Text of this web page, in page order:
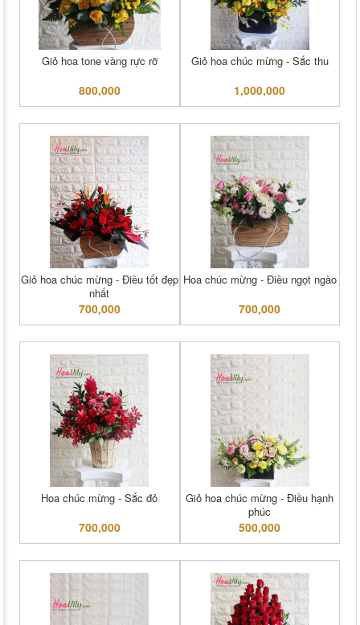
Giỏ hoa tone vàng rực rỡ
800,000
Giỏ hoa chúc mừng - Sắc thu
1,000,000
Giỏ hoa chúc mừng - Điều tốt đẹp
nhất
700,000
Hoa chúc mừng - Điều ngọt ngào
700,000
Hoa chúc mừng - Sắc đỏ
700,000
Giỏ hoa chúc mừng - Điều hạnh
phúc
500,000